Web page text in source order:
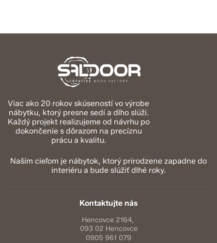
Viac ako 20 rokov skúseností vo výrobe
nábytku, ktorý presne sedí a dlho slúži.
Každý projekt realizujeme od návrhu po
dokončenie s dôrazom na precíznu
prácu a kvalitu.
Naším cieľom je nábytok, ktorý prirodzene zapadne do
interiéru a bude slúžiť dlhé roky.
Kontaktujte nás
Hencovce 2164,
093 02 Hencovce
0905 961 079